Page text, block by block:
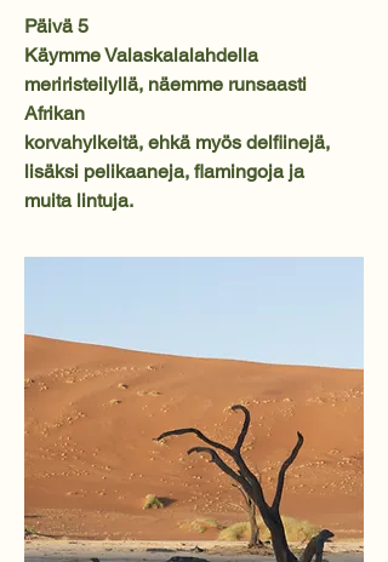
Päivä 5
Käymme Valaskalalahdella
meriristeilyllä, näemme runsaasti
Afrikan
korvahylkeitä, ehkä myös delfiinejä,
lisäksi pelikaaneja, flamingoja ja
muita lintuja.